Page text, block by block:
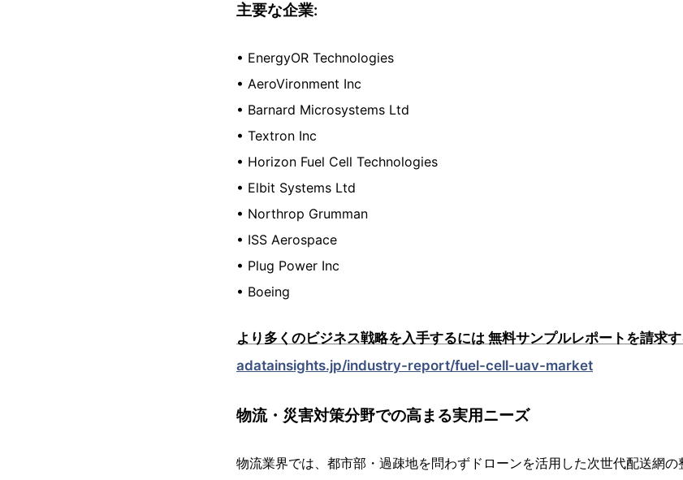
主要な企業:
• EnergyOR Technologies
• AeroVironment Inc
• Barnard Microsystems Ltd
• Textron Inc
• Horizon Fuel Cell Technologies
• Elbit Systems Ltd
• Northrop Grumman
• ISS Aerospace
• Plug Power Inc
• Boeing
より多くのビジネス戦略を入手するには 無料サンプルレポートを請求
adatainsights.jp/industry-report/fuel-cell-uav-market
物流・災害対策分野での高まる実用ニーズ
物流業界では、都市部・過疎地を問わずドローンを活用した次世代配送網の